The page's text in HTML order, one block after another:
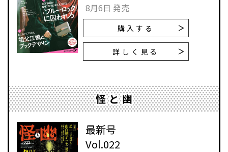
8月6日 発売
購入する
詳しく見る
怪と幽
最新号
Vol.022